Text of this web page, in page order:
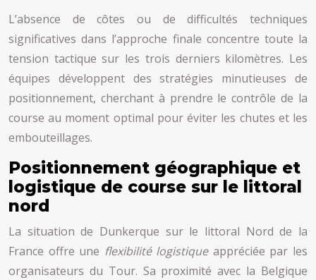
L’absence de côtes ou de difficultés techniques
significatives dans l’approche finale concentre toute la
tension tactique sur les trois derniers kilomètres. Les
équipes développent des stratégies minutieuses de
positionnement, cherchant à prendre le contrôle de la
course au moment optimal pour éviter les chutes et les
embouteillages.
Positionnement géographique et
logistique de course sur le littoral
nord
La situation de Dunkerque sur le littoral Nord de la
France offre une flexibilité logistique appréciée par les
organisateurs du Tour. Sa proximité avec la Belgique